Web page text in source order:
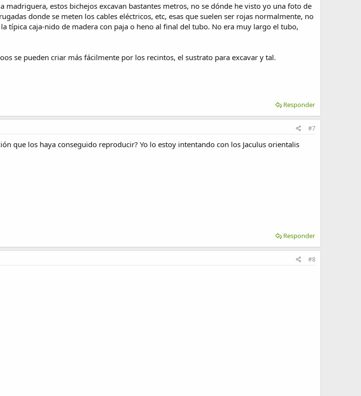
estos bichejos excavan bastantes metros, no se dónde he visto yo una foto de
donde se meten los cables eléctricos, etc, esas que suelen ser rojas normalmente, no
típica caja-nido de madera con paja o heno al final del tubo. No era muy largo el tubo,
se pueden criar más fácilmente por los recintos, el sustrato para excavar y tal.
Responder
#7
que los haya conseguido reproducir? Yo lo estoy intentando con los Jaculus orientalis
Responder
#8